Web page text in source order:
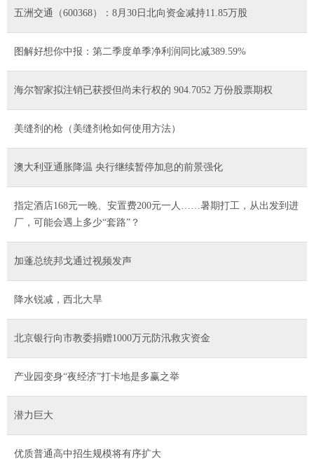
五洲交通（600368）：8月30日北向资金减持11.85万股
图解好想你中报：第二季度单季净利润同比减389.59%
海尔智家拟注销已获授但尚未行权的 904.7052 万份股票期权
美缝剂的枪（美缝剂枪如何使用方法）
澳大利亚通胀降温 央行继续暂停加息的前景强化
指定酒店168元一晚、安置费200元一人……暑期打工，从出发到进
厂，可能会遇上多少“套路”？
加蓬总统邦戈通过视频发声
降水锐减，西北大旱
北京银行向市教委捐赠1000万元防汛救灾资金
产业园变身“夜经济”打卡地是多赢之举
潜力巨大
优质普通高中招生规模将有序扩大